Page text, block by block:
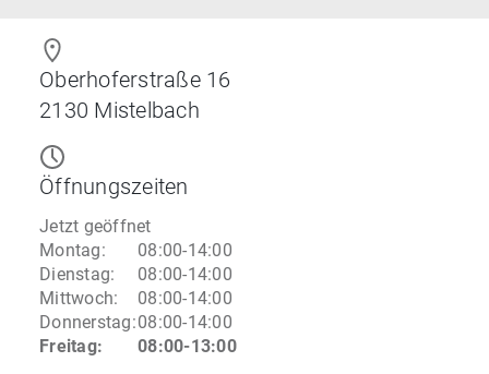
Oberhoferstraße 16
2130 Mistelbach
Öffnungszeiten
Jetzt geöffnet
Montag:
08:00-14:00
Dienstag:
08:00-14:00
Mittwoch:
08:00-14:00
Donnerstag:08:00-14:00
Freitag: 08:00-13:00